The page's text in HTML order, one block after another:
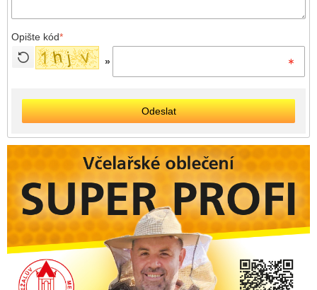
Opište kód*
»
Odeslat